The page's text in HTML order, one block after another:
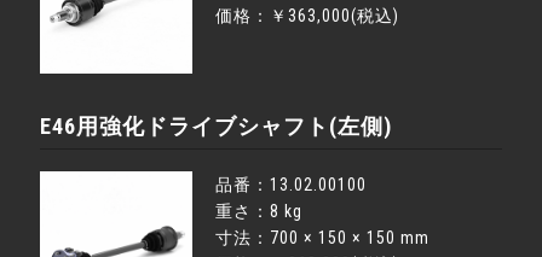
価格：￥363,000(税込)
E46用強化ドライブシャフト(左側)
品番：13.02.00100
重さ：8 kg
寸法：700 × 150 × 150 mm